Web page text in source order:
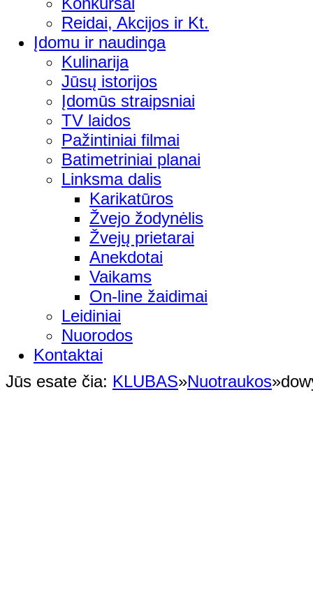
Reidai, Akcijos ir Kt.
Įdomu ir naudinga
Kulinarija
Jūsų istorijos
Įdomūs straipsniai
TV laidos
Pažintiniai filmai
Batimetriniai planai
Linksma dalis
Karikatūros
Žvejo žodynėlis
Žvejų prietarai
Anekdotai
Vaikams
On-line žaidimai
Leidiniai
Nuorodos
Kontaktai
Jūs esate čia: KLUBAS»Nuotraukos»